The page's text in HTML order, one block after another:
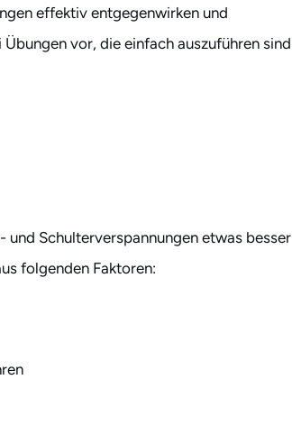
effektiv entgegenwirken und
vor, die einfach auszuführen sind
und Schulterverspannungen etwas besser
folgenden Faktoren: